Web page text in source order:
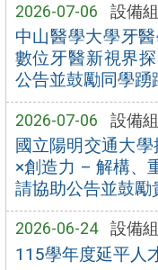
2026-07-06 設備組
中山醫學大學牙
數位牙醫新視界
公告並鼓勵同學踴
2026-07-06 設備組
國立陽明交通大
×創造力 – 解構、
請協助公告並鼓勵
2026-06-24 設備組
115學年度延平人